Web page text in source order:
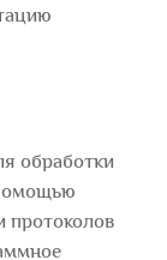
обработки
протоколов